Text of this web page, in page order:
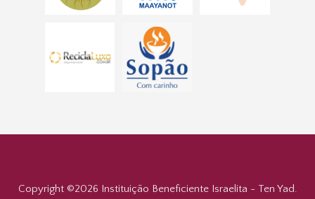
Copyright ©2026 Instituição Beneficiente Israelita - Ten Yad.